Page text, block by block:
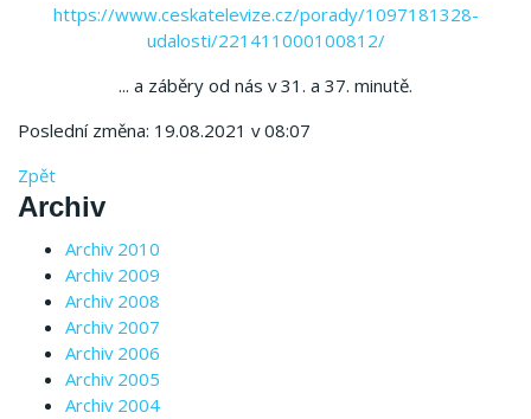
https://www.ceskatelevize.cz/porady/1097181328-
udalosti/221411000100812/
... a záběry od nás v 31. a 37. minutě.
Poslední změna: 19.08.2021 v 08:07
Zpět
Archiv
Archiv 2010
Archiv 2009
Archiv 2008
Archiv 2007
Archiv 2006
Archiv 2005
Archiv 2004